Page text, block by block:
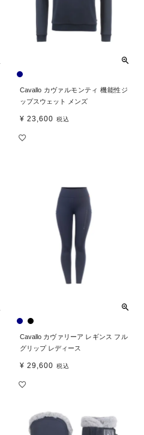
Cavallo カヴァルモンティ 機能性ジ
ップスウェット メンズ
¥ 23,600 税込
Cavallo カヴァリーア レギンス フル
グリップ レディース
¥ 29,600 税込